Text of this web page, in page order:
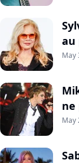
au
May
ne
May